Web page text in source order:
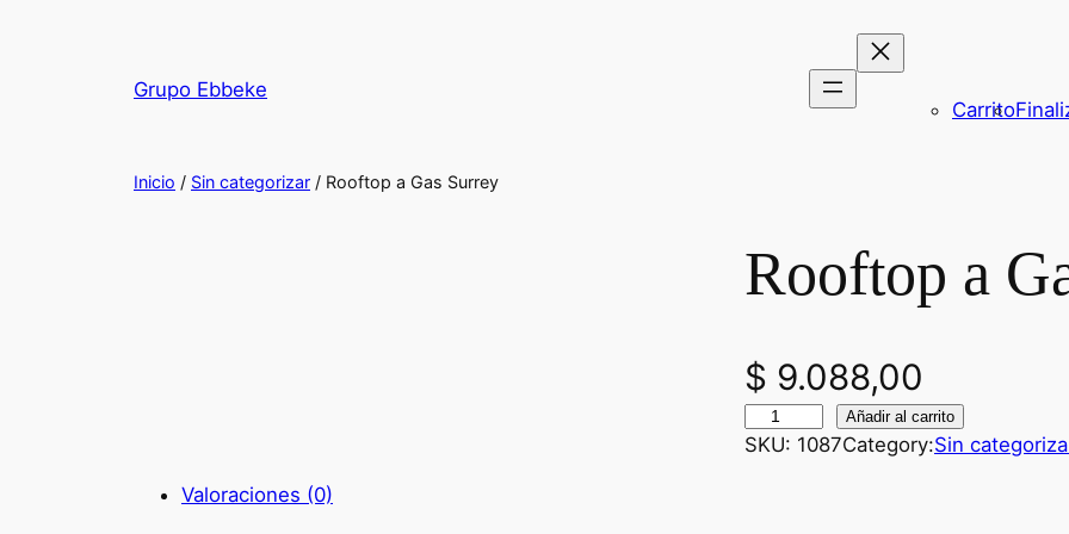
Grupo Ebbeke
Carrito
Inicio / Sin categorizar / Rooftop a Gas Surrey
Rooftop a
$ 9.088,00
o
Añadir al carrito
SKU: 1087Category:Sin
Valoraciones (0)